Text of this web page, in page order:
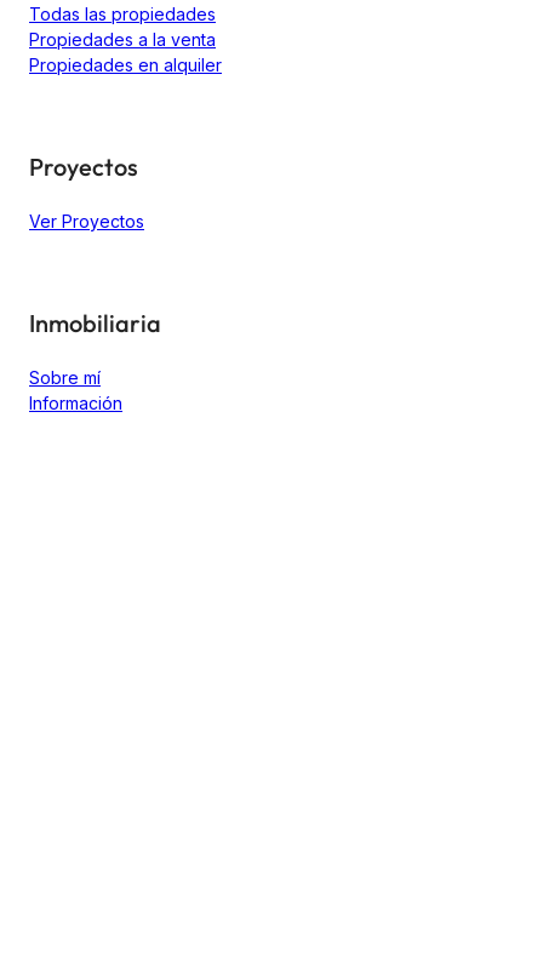
Todas las propiedades
Propiedades a la venta
Propiedades en alquiler
Proyectos
Ver Proyectos
Inmobiliaria
Sobre mí
Información